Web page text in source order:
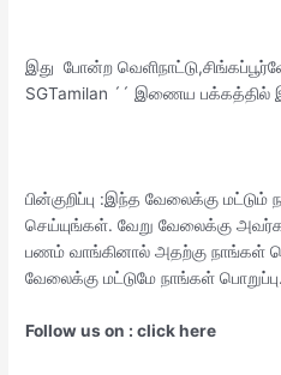
இது போன்ற
SGTamilan ´´ இணைய
பின்குறிப்பு :இந்த வேலைக்கு
செய்யுங்கள். வேறு வேலைக்கு
பணம் வாங்கினால் அதற்கு நாங்கள்
வேலைக்கு மட்டுமே நாங்கள் பொறுப்பு.
Follow us on : click here